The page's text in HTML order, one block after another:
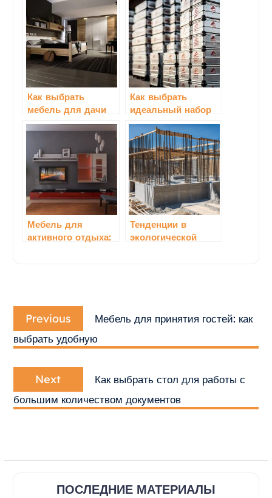
Как выбрать
мебель для дачи
Как выбрать
идеальный набор
мебели для дачи
Мебель для
активного отдыха:
Тенденции в
экологической
Навигация
по
записям
Previous
Previous
post:
Мебель для принятия гостей: как
выбрать удобную
Next
Next
post:
Как выбрать стол для работы с
большим количеством документов
ПОСЛЕДНИЕ МАТЕРИАЛЫ